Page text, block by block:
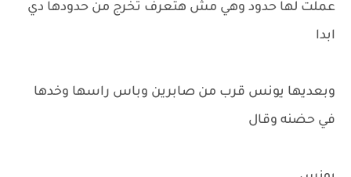
عملت لها حدود وهي مش هتعرف تخرج من حدودها دي
ابدا
وبعديها يونس قرب من صابرين وباس راسها وخدها
في حضنه وقال